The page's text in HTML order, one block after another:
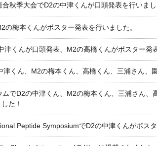
秋季大会でD2の中津くんが口頭発表を行いまし
梅本くんがポスター発表を行いました。
くんが口頭発表、M2の高橋くんがポスター発
くん、M2の梅本くん、高橋くん、三浦さん
でD2の中津くん、M2の梅本くん、三浦さん
た！
Peptide SymposiumでD2の中津くんがポスタ